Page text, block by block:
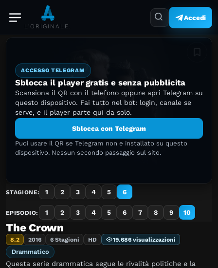
L'ORIGINALE.
Accedi
ACCESSO TELEGRAM
Sblocca il player gratis e senza pubblicita
Scansiona il QR con il telefono oppure apri Telegram su
questo dispositivo. Fai tutto nel bot: login, canale se
serve, e il player parte qui da solo.
Sblocca con Telegram
Puoi usare il QR se Telegram non e installato su questo
dispositivo. Nessun secondo passaggio sul sito.
STAGIONE: 1 2 3 4 5 6
EPISODIO: 1 2 3 4 5 6 7 8 9 10
The Crown
8.2 2016 6 Stagioni HD 19.686 visualizzazioni
Drammatico
Questa serie drammatica segue le rivalità politiche e la